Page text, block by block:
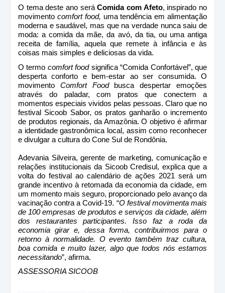
O tema deste ano seráComida com Afeto, inspirado no
movimento comfort food, uma tendência em alimentação
moderna e saudável, mas que na verdade nunca saiu de
moda: a comida da mãe, da avó, da tia, ou uma antiga
receita de família, aquela que remete à infância e às
coisas mais simples e deliciosas da vida.
O termo comfort foodsignifica “Comida Confortável”, que
desperta conforto e bem-estar ao ser consumida. O
movimento Comfort Foodbusca despertar emoções
através do paladar, com pratos que conectem a
momentos especiais vividos pelas pessoas. Claro que no
festival Sicoob Sabor, os pratos ganharão o incremento
de produtos regionais, da Amazônia. O objetivo é afirmar
a identidade gastronômica local, assim como reconhecer
e divulgar a cultura do Cone Sul de Rondônia.
Adevania Silveira, gerente de marketing, comunicação e
relações institucionais da Sicoob Credisul, explica que a
volta do festival ao calendário de ações 2021 será um
grande incentivo à retomada da economia da cidade, em
um momento mais seguro, proporcionado pelo avanço da
vacinação contra a Covid-19. “O festival movimenta mais
de 100 empresas de produtos e serviços da cidade, além
dos restaurantes participantes. Isso faz a roda da
economia girar e, dessa forma, contribuirmos para o
retorno à normalidade. O evento também traz cultura,
boa comida e muito lazer, algo que todos nós estamos
necessitando”, afirma.
ASSESSORIA SICOOB